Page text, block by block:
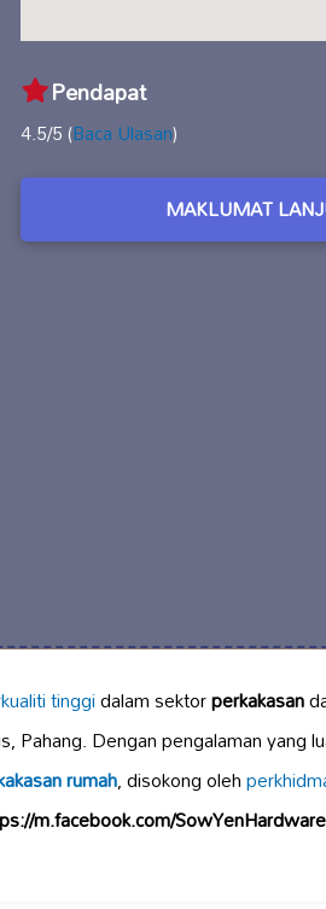
Pendapat
4.5/5 (Baca Ulasan)
MAKLUMAT
tinggidalam sektorperkakasan
Dengan pengalaman yang
rumah, disokong oleh
m.facebook.com/